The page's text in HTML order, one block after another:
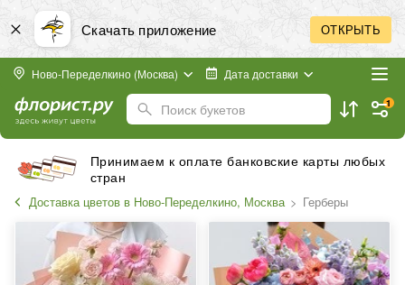
Скачать приложение ОТКРЫТЬ
Ново-Переделкино (Москва) Дата доставки
Поиск букетов 1
Принимаем к оплате банковские карты любых
стран
Доставка цветов в Ново-Переделкино, Москва Герберы